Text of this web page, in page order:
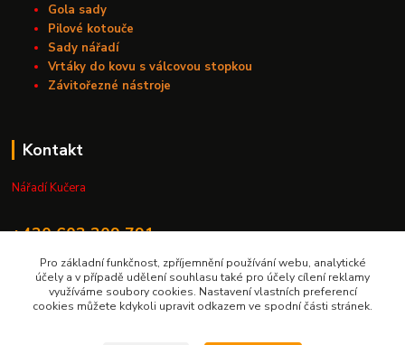
Gola sady
Pilové kotouče
Sady nářadí
Vrtáky do kovu s válcovou stopkou
Závitořezné nástroje
Kontakt
Nářadí Kučera
+420 603 209 791
info@naradikucera.cz
Pro základní funkčnost, zpříjemnění používání webu, analytické
účely a v případě udělení souhlasu také pro účely cílení reklamy
využíváme soubory cookies. Nastavení vlastních preferencí
cookies můžete kdykoli upravit odkazem ve spodní části stránek.